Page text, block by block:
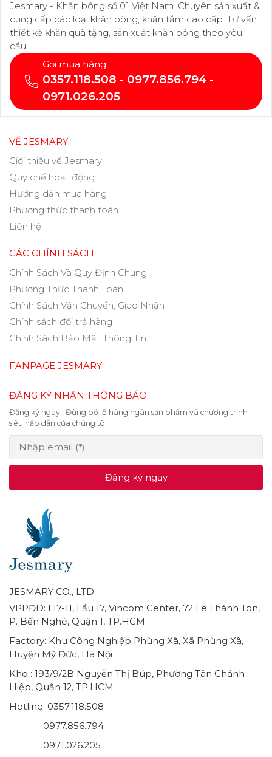
Jesmary - Khăn bông số 01 Việt Nam. Chuyên sản xuất &
cung cấp các loại khăn bông, khăn tắm cao cấp. Tư vấn
thiết kế khăn quà tặng, sản xuất khăn bông theo yêu
cầu.
Gọi mua hàng
0357.118.508 - 0977.856.794 -
0971.026.205
VỀ JESMARY
Giới thiệu về Jesmary
Quy chế hoạt động
Hướng dẫn mua hàng
Phương thức thanh toán
Liên hệ
CÁC CHÍNH SÁCH
Chính Sách Và Quy Định Chung
Phương Thức Thanh Toán
Chính Sách Vận Chuyển, Giao Nhận
Chính sách đổi trả hàng
Chính Sách Bảo Mật Thông Tin
FANPAGE JESMARY
ĐĂNG KÝ NHẬN THÔNG BÁO
Đăng ký ngay!! Đừng bỏ lỡ hàng ngàn sản phẩm và chương trình
siêu hấp dẫn của chúng tôi
Đăng ký ngay
JESMARY CO., LTD
VPPĐD: L17-11, Lầu 17, Vincom Center, 72 Lê Thánh Tôn,
P. Bến Nghé, Quận 1, TP.HCM.
Factory: Khu Công Nghiệp Phùng Xã, Xã Phùng Xã,
Huyện Mỹ Đức, Hà Nội
Kho : 193/9/2B Nguyễn Thị Búp, Phường Tân Chánh
Hiệp, Quận 12, TP.HCM
Hotline: 0357.118.508
0977.856.794
0971.026.205